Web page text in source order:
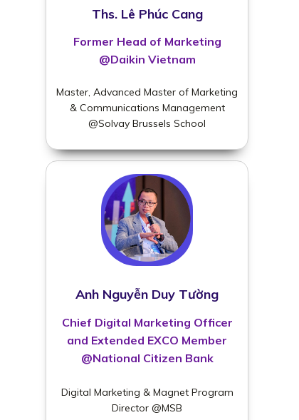
Anh Nguyễn Duy Tường
Chief Digital Marketing Officer
and Extended EXCO Member
@National Citizen Bank
Digital Marketing & Magnet Program
Director @MSB
Ths. Lê Phúc Cang
Former Head of Marketing
@Daikin Vietnam
Master, Advanced Master of Marketing
& Communications Management
@Solvay Brussels School